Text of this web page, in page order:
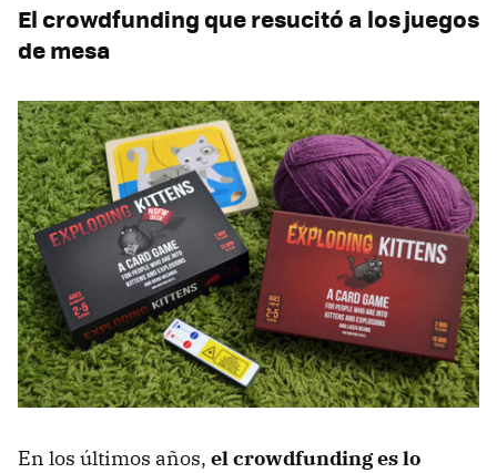
El crowdfunding que resucitó a los juegos
de mesa
En los últimos años, el crowdfunding es lo